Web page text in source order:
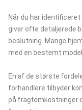
Når du har
giver ofte detaljerede
beslutning. Mange
med en bestemt model.
En af de største
forhandlere tilbyder
på fragtomkostninger